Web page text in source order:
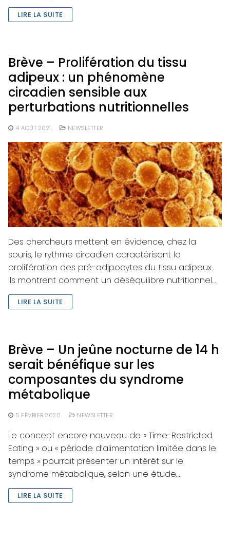
LIRE LA SUITE
Brève – Prolifération du tissu
adipeux : un phénomène
circadien sensible aux
perturbations nutritionnelles
4 AOÛT 2021 NEWSLETTER
Des chercheurs mettent en évidence, chez la
souris, le rythme circadien caractérisant la
prolifération des pré-adipocytes du tissu adipeux.
Ils montrent comment un déséquilibre nutritionnel…
LIRE LA SUITE
Brève – Un jeûne nocturne de 14 h
serait bénéfique sur les
composantes du syndrome
métabolique
5 FÉVRIER 2020 NEWSLETTER
Le concept encore nouveau de « Time-Restricted
Eating » ou « période d’alimentation limitée dans le
temps » pourrait présenter un intérêt sur le
syndrome métabolique, selon une étude…
LIRE LA SUITE